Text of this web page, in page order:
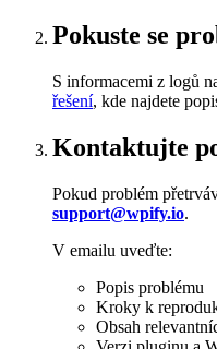
Pokuste se
S informacemi z logů
řešení, kde najdete
Kontaktujte
Pokud problém
support@wpify.io.
V emailu uveďte:
Popis problému
Kroky k
Obsah